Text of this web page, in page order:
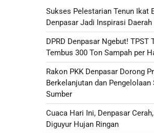
Sukses Pelestarian Tenun Ikat
Denpasar Jadi Inspirasi Daerah
DPRD Denpasar Ngebut! TPST
Tembus 300 Ton Sampah per
Rakon PKK Denpasar Dorong
Berkelanjutan dan Pengelolaan
Sumber
Cuaca Hari Ini, Denpasar
Diguyur Hujan Ringan